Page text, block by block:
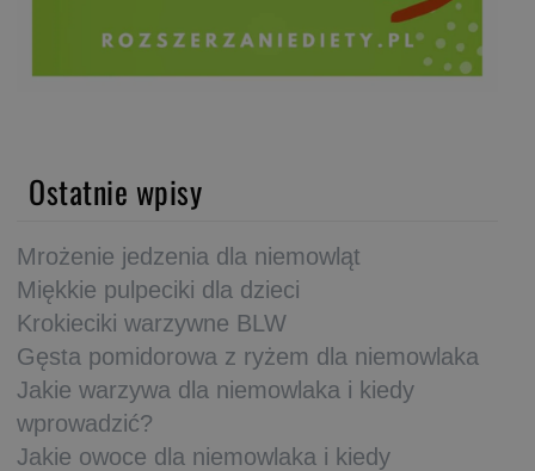
Ostatnie wpisy
Mrożenie jedzenia dla niemowląt
Miękkie pulpeciki dla dzieci
Krokieciki warzywne BLW
Gęsta pomidorowa z ryżem dla niemowlaka
Jakie warzywa dla niemowlaka i kiedy
wprowadzić?
Jakie owoce dla niemowlaka i kiedy